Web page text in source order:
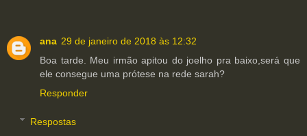
ana 29 de janeiro de 2018 às 12:32
Boa tarde. Meu irmão apitou do joelho pra baixo,será que
ele consegue uma prótese na rede sarah?
Responder
Respostas